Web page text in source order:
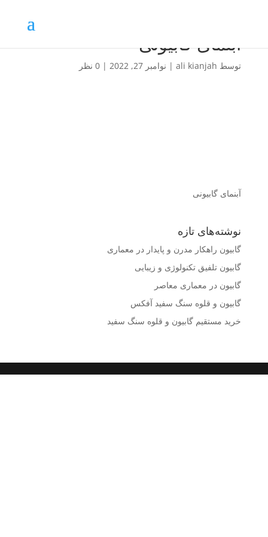
آبنمای گابیونی
توسط ali kianjah
| نوامبر 27, 2022 | 0 نظر
آبنمای گابیونی
نوشته‌های تازه
گابیون راهکار مدرن و پایدار در معماری
گابیون تلفیق تکنولوژی و زیبایی
گابیون در معماری معاصر
گابیون و قلوه سنگ سفید آفکس
خرید مستقیم گابیون و قلوه سنگ سفید